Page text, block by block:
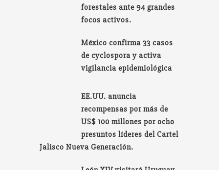
forestales ante 94 grandes
focos activos.
México confirma 33 casos
de cyclospora y activa
vigilancia epidemiológica
EE.UU. anuncia
recompensas por más de
US$ 100 millones por ocho
presuntos líderes del Cartel
Jalisco Nueva Generación.